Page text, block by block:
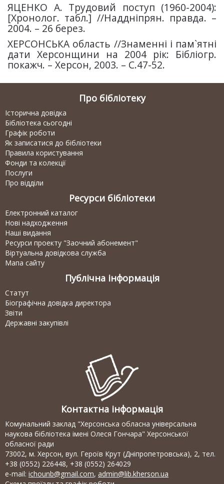
ЯЦЕНКО А. Трудовий поступ (1960-2004):
[Хронолог. табл.] //Наддніпрян. правда. –
2004. – 26 берез.
ХЕРСОНСЬКА область //Знаменні і пам`ятні
дати Херсонщини на 2004 рік: Бібліогр.
покажч. – Херсон, 2003. – С.47-52.
Про бібліотеку
Історична довідка
Бібліотека сьогодні
Графік роботи
Як записатися до бібліотеки
Правила користування
Фонди та колекції
Послуги
Про відділи
Ресурси бібліотеки
Електронний каталог
Нові надходження
Наші видання
Ресурси проекту "Заочний абонемент"
Віртуальна довідкова служба
Мапа сайту
Публічна інформація
Статут
Біографічна довідка директора
Звіти
Державні закупівлі
Контактна інформація
Комунальний заклад "Херсонська обласна універсальна
наукова бібліотека імені Олеся Гончара" Херсонської
обласної ради
73002, м. Херсон, вул. Героїв Крут (Дніпропетровська), 2, тел.
+38 (0552) 226448, +38 (0552) 264029
e-mail: ichounb@gmail.com, admin@lib.kherson.ua